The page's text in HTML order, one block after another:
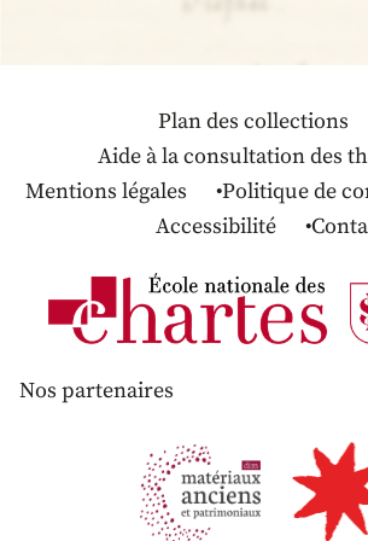
Plan des collections
Aide à la consultation des
Mentions légales
Politique de
Accessibilité
Nos partenaires